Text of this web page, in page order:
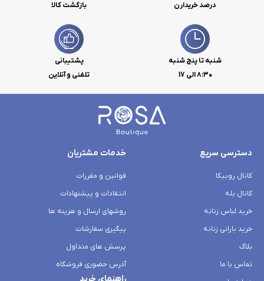
درصد خریدارن
بازگشت کالا
شنبه تا پنج شنبه
۸:۳۰ الی 17
پشتیبانی
تلفنی و آنلاین
دسترسی سریع
کانال روبیکا
کانال بله
خرید لباس زنانه
خرید بارانی زنانه
بلاگ
تماس با ما
خدمات مشتریان
قوانین و مقررات
انتقادات و پیشنهادات
روشهای ارسال و هزینه ها
پیگیری سفارشات
پرسش های متداول
آدرس حضوری فروشگاه